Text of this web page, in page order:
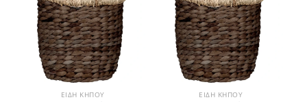
ΕΊΔΗ ΚΉΠΟΥ ΕΊΔΗ ΚΉΠΟΥ